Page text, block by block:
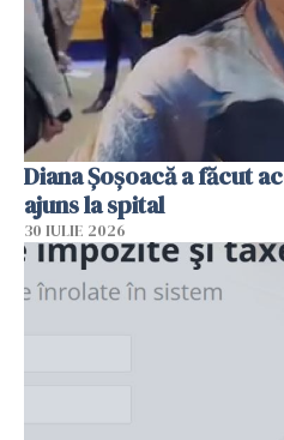
Diana Șoșoacă a făcut
ajuns la spital
30 IULIE 2026